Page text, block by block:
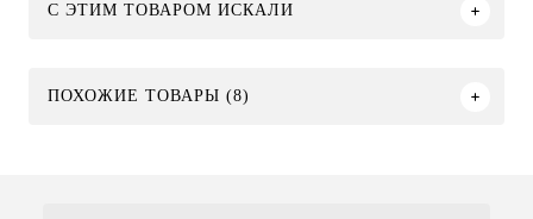
C ЭТИМ ТОВАРОМ ИСКАЛИ
ПОХОЖИЕ ТОВАРЫ (8)